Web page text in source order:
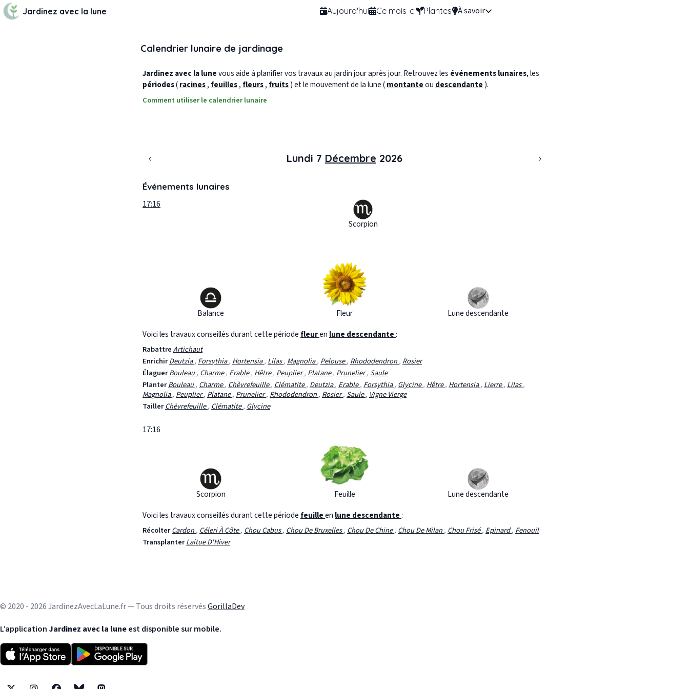
Jardinez avec la lune Aujourd'hui Ce mois-ci Plantes À savoir
Calendrier lunaire de jardinage
Jardinez avec la lunevous aide à planifier vos travaux au jardin jour après jour. Retrouvez les événements lunaires, les
périodes(racines, feuilles, fleurs, fruits) et le mouvement de la lune (montanteou descendante ).
Comment utiliser le calendrier lunaire
‹ Lundi 7 Décembre 2026 ›
Événements lunaires
17:16
Scorpion
Balance Fleur
Lune descendante
Voici les travaux conseillés durant cette période fleuren lune descendante:
RabattreArtichaut
EnrichirDeutzia, Forsythia, Hortensia, Lilas, Magnolia, Pelouse, Rhododendron, Rosier
ÉlaguerBouleau, Charme, Erable, Hêtre, Peuplier, Platane, Prunelier, Saule
PlanterBouleau, Charme, Chèvrefeuille, Clématite, Deutzia, Erable, Forsythia, Glycine, Hêtre, Hortensia, Lierre, Lilas,
Magnolia, Peuplier, Platane, Prunelier, Rhododendron, Rosier, Saule, Vigne Vierge
TaillerChèvrefeuille, Clématite, Glycine
17:16
Scorpion Feuille
Lune descendante
Voici les travaux conseillés durant cette période feuilleen lune descendante:
RécolterCardon, Céleri À Côte, Chou Cabus, Chou De Bruxelles, Chou De Chine, Chou De Milan, Chou Frisé, Epinard, Fenouil
TransplanterLaitue D'Hiver
© 2020 - 2026 JardinezAvecLaLune.fr — Tous droits réservésGorillaDev
L’application Jardinez avec la luneest disponible sur mobile.